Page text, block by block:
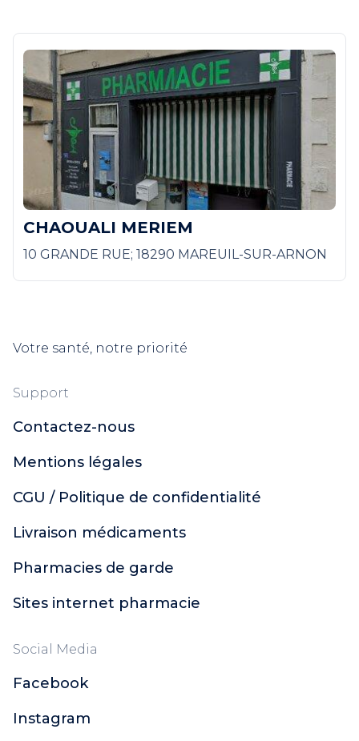
CHAOUALI MERIEM
10 GRANDE RUE; 18290 MAREUIL-SUR-ARNON
Votre santé, notre priorité
Support
Contactez-nous
Mentions légales
CGU / Politique de confidentialité
Livraison médicaments
Pharmacies de garde
Sites internet pharmacie
Social Media
Facebook
Instagram